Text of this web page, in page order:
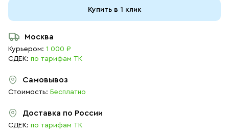
Купить в 1 клик
Москва
Курьером: 1 000 ₽
СДЕК: по тарифам ТК
Самовывоз
Стоимость: Бесплатно
Доставка по России
СДЕК: по тарифам ТК